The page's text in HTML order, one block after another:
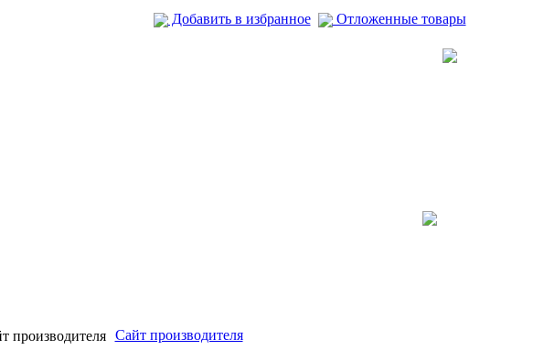
Добавить в избранное Отложенные товары
Сайт производителя